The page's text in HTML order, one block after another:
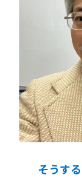
そうす